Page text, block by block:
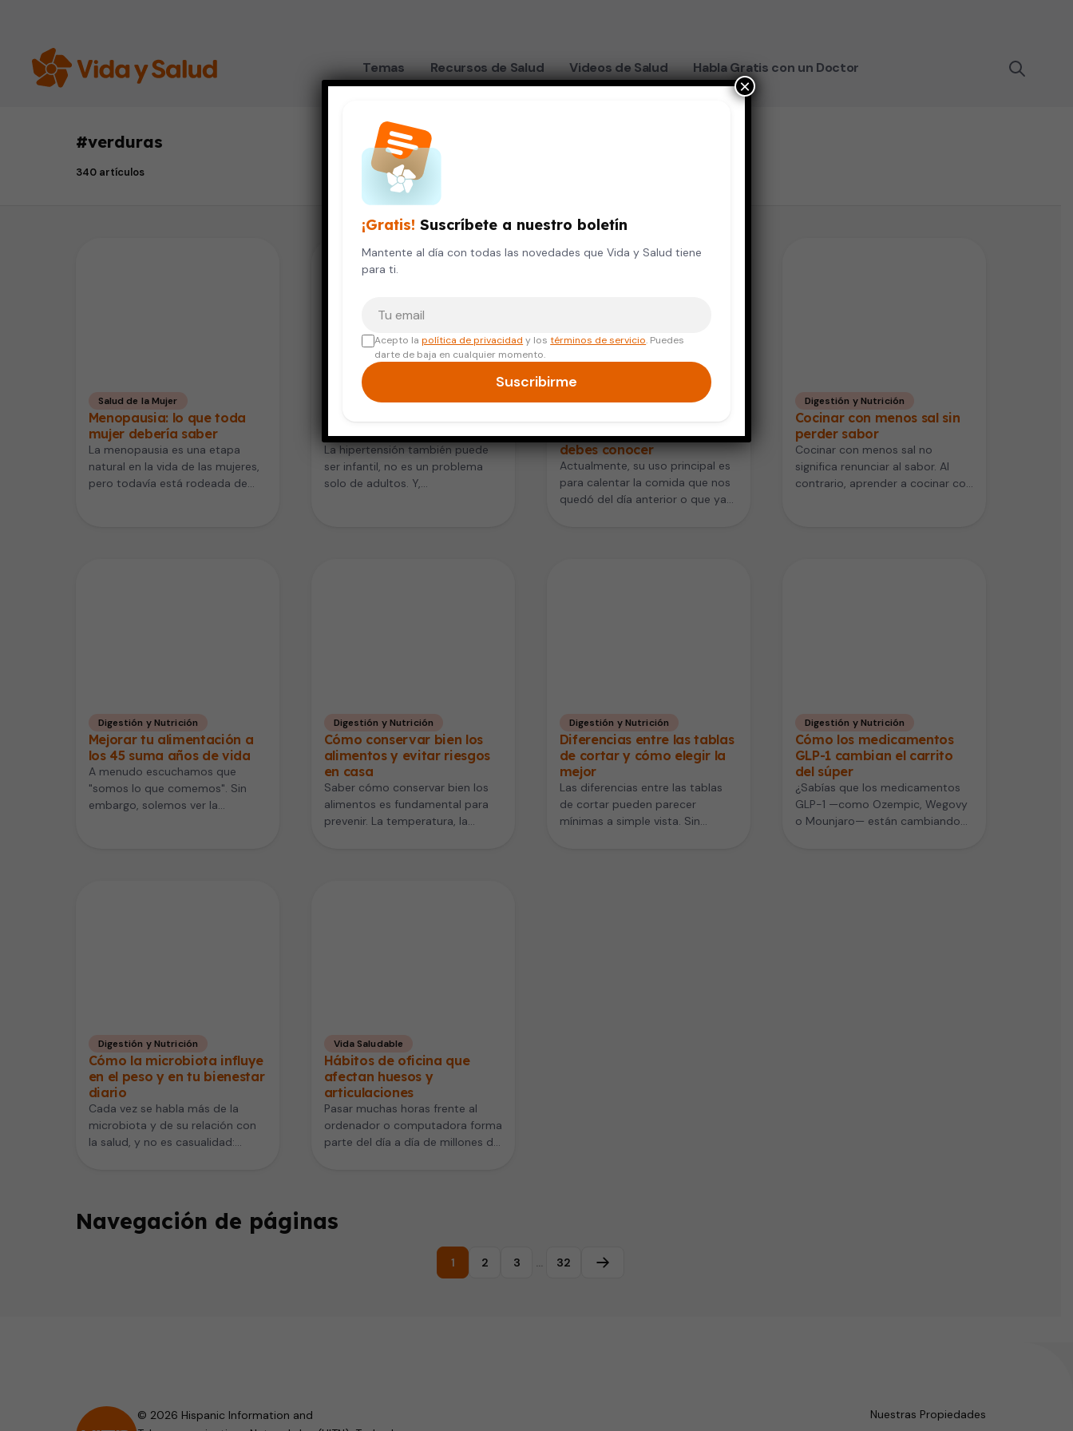
Temas Recursos de Salud Videos de Salud Habla Gratis con un Doctor
#verduras
340 artículos
Salud de la Mujer
Menopausia: lo que toda
mujer debería saber
La menopausia es una etapa
natural en la vida de las mujeres,
pero todavía está rodeada de
Niños y Adolescentes
alerta que empieza antes
La hipertensión también puede
ser infantil, no es un problema
solo de adultos. Y,
Digestión y Nutrición
beneficios y riesgos que
debes conocer
Actualmente, su uso principal es
para calentar la comida que nos
quedó del día anterior o que ya
Digestión y Nutrición
Cocinar con menos sal sin
perder sabor
Cocinar con menos sal no
significa renunciar al sabor. Al
contrario, aprender a cocinar con
Digestión y Nutrición
Mejorar tu alimentación a
los 45 suma años de vida
A menudo escuchamos que
"somos lo que comemos". Sin
embargo, solemos ver la
Digestión y Nutrición
Cómo conservar bien los
alimentos y evitar riesgos
en casa
Saber cómo conservar bien los
alimentos es fundamental para
prevenir. La temperatura, la
Digestión y Nutrición
Diferencias entre las tablas
de cortar y cómo elegir la
mejor
Las diferencias entre las tablas
de cortar pueden parecer
mínimas a simple vista. Sin
Digestión y Nutrición
Cómo los medicamentos
GLP-1 cambian el carrito
del súper
¿Sabías que los medicamentos
GLP-1 —como Ozempic, Wegovy
o Mounjaro— están cambiando
Digestión y Nutrición
Cómo la microbiota influye
en el peso y en tu bienestar
diario
Cada vez se habla más de la
microbiota y de su relación con
la salud, y no es casualidad:
Vida Saludable
Hábitos de oficina que
afectan huesos y
articulaciones
Pasar muchas horas frente al
ordenador o computadora forma
parte del día a día de millones de
Navegación de páginas
1 2 3 … 32 Página siguiente
© 2026 Hispanic Information and
Nuestras Propiedades
¡Gratis! Suscríbete a nuestro boletín
Mantente al día con todas las novedades que Vida y Salud tiene
para ti.
Acepto lapolítica de privacidad y lostérminos de servicio. Puedes
darte de baja en cualquier momento.
Suscribirme
×